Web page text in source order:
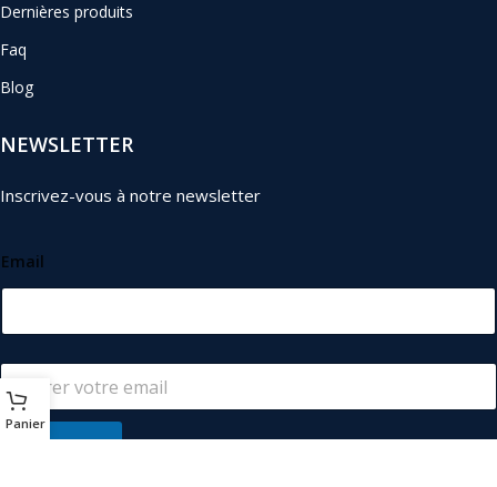
Dernières produits
Faq
Blog
NEWSLETTER
Inscrivez-vous à notre newsletter
Email
S'abonner
Panier